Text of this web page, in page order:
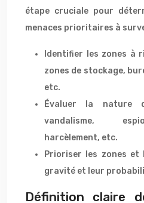
étape cruciale pour
menaces prioritaires à
Identifier les zones à
zones de stockage,
etc.
Évaluer la nature
vandalisme,
harcèlement, etc.
Prioriser les zones et
gravité et leur
Définition claire